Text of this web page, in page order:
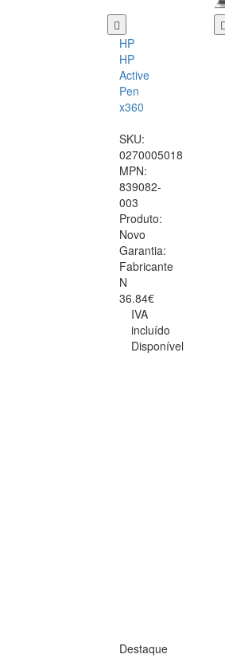
HP
HP
Active
Pen
x360
SKU:
0270005018
MPN:
839082-
003
Produto:
Novo
Garantia:
Fabricante
N
36.84€
IVA
incluído
Disponível
Destaque